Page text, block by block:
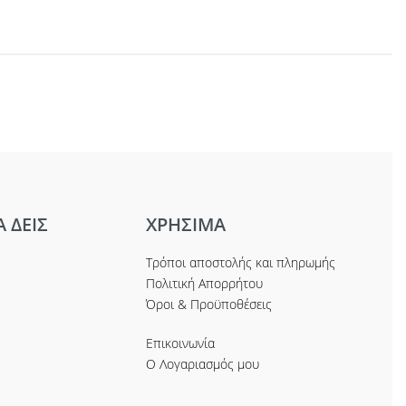
ΔΕΙΣ ΧΡΗΣΙΜΑ
Τρόποι αποστολής και πληρωμής
Πολιτική Απορρήτου
Όροι & Προϋποθέσεις
Επικοινωνία
Ο Λογαριασμός μου